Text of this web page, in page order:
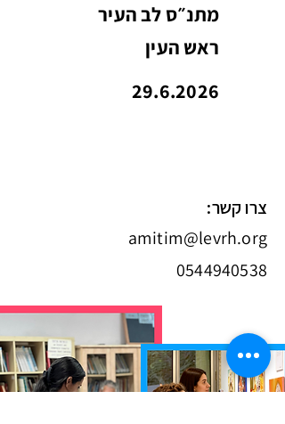
מתנ״ס לב העיר
ראש העין
29.6.2026
צרו קשר:
amitim@levrh.org
0544940538